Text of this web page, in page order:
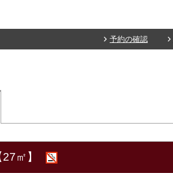
予約の確認
㎡】